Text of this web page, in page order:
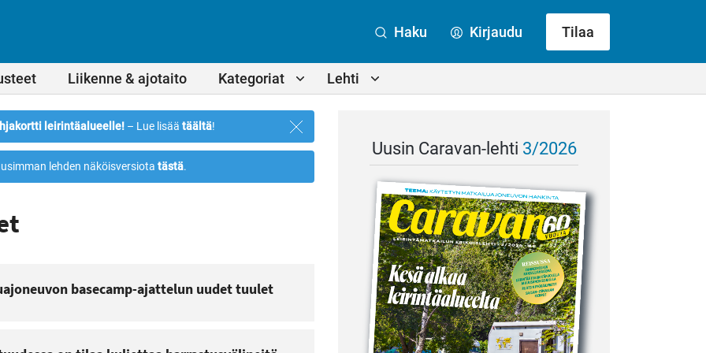
Liikenne & ajotaito Kategoriat Lehti
Haku Kirjaudu Tilaa
leirintäalueelle! – Lue lisää täältä!
Sulje
ilmoitus
lehden näköisversiota tästä.
basecamp-ajattelun uudet tuulet
Uusin Caravan-lehti 3/2026